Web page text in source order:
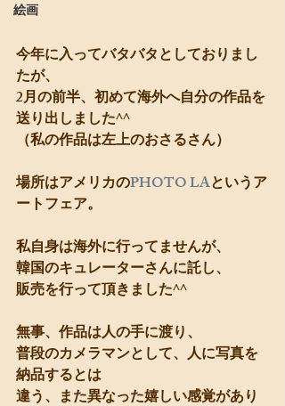
絵画
今年に入ってバタバタとしておりまし
たが、
2月の前半、初めて海外へ自分の作品を
送り出しました^^
（私の作品は左上のおさるさん）
場所はアメリカのPHOTO LAというア
ートフェア。
私自身は海外に行ってませんが、
韓国のキュレーターさんに託し、
販売を行って頂きました^^
無事、作品は人の手に渡り、
普段のカメラマンとして、人に写真を
納品するとは
違う、また異なった嬉しい感覚があり